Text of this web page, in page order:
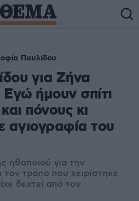
Παυλίδου
για Ζήνα
ήμουν σπίτι
πόνους κι
αγιογραφία του
ηθοποιού για την
τον τρόπο που χειρίστηκε
δεχτεί από τον